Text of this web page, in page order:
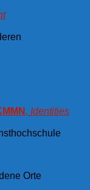
, Identities
Orte